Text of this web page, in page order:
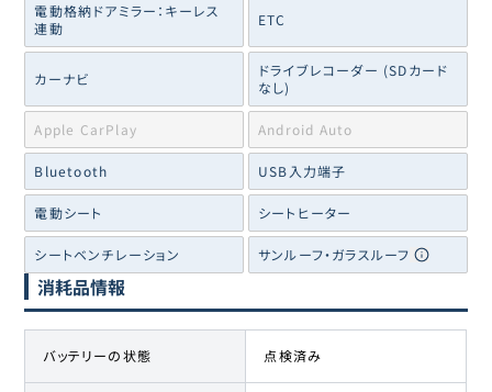
電動格納ドアミラー：キーレス
連動
ETC
カーナビ
ドライブレコーダー (SDカード
なし)
Apple CarPlay Android Auto
Bluetooth USB入力端子
電動シート シートヒーター
シートベンチレーション サンルーフ・ガラスルーフ
消耗品情報
バッテリーの状態 点検済み